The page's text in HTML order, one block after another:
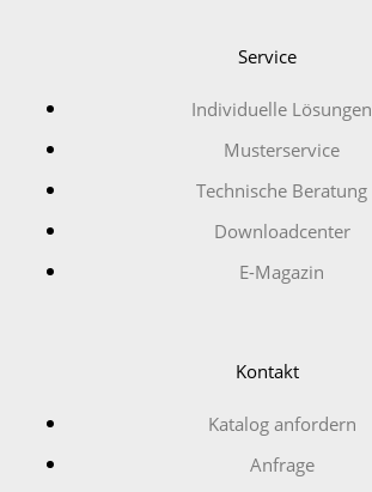
Service
Individuelle Lösungen
Musterservice
Technische Beratung
Downloadcenter
E-Magazin
Kontakt
Katalog anfordern
Anfrage